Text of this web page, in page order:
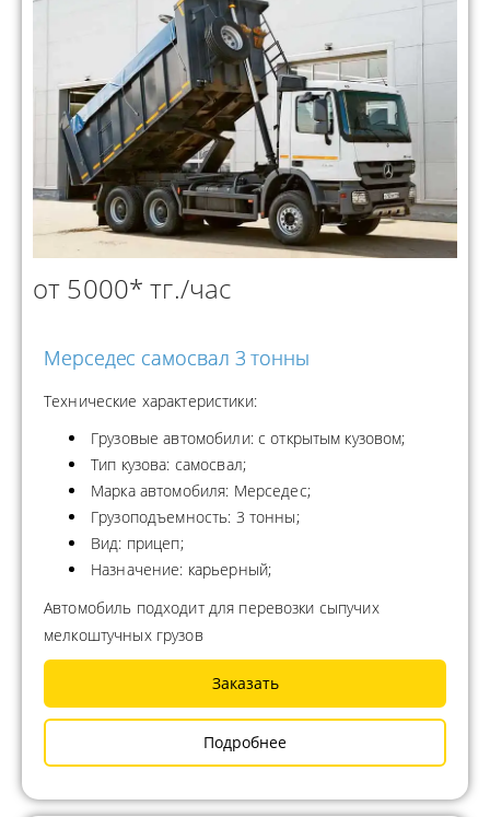
от 5000* тг./час
Мерседес самосвал 3 тонны
Технические характеристики:
Грузовые автомобили: с открытым кузовом;
Тип кузова: самосвал;
Марка автомобиля: Мерседес;
Грузоподъемность: 3 тонны;
Вид: прицеп;
Назначение: карьерный;
Автомобиль подходит для перевозки сыпучих
мелкоштучных грузов
Заказать
Подробнее